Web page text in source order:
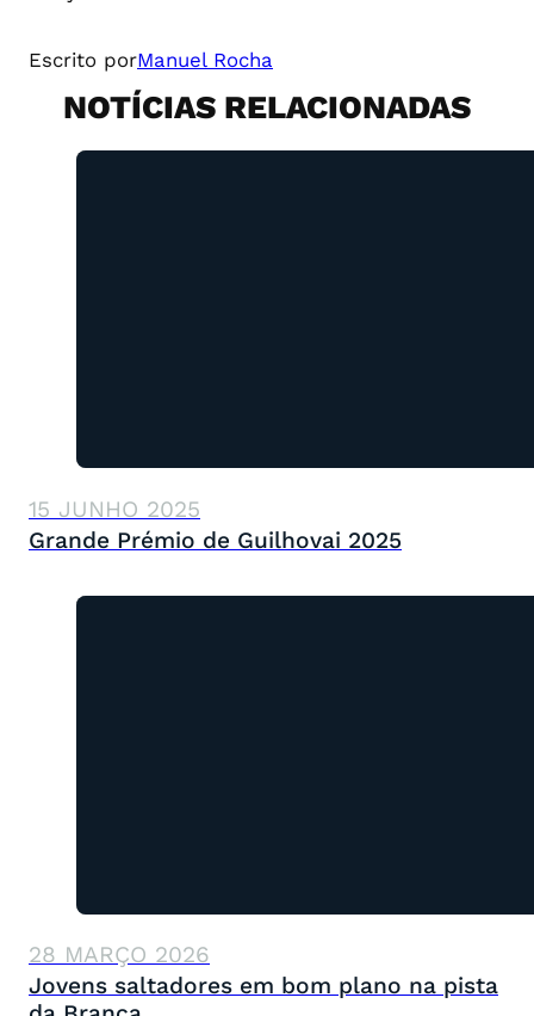
Escrito porManuel Rocha
NOTÍCIAS RELACIONADAS
15 JUNHO 2025
Grande Prémio de Guilhovai 2025
28 MARÇO 2026
Jovens saltadores em bom plano na pista